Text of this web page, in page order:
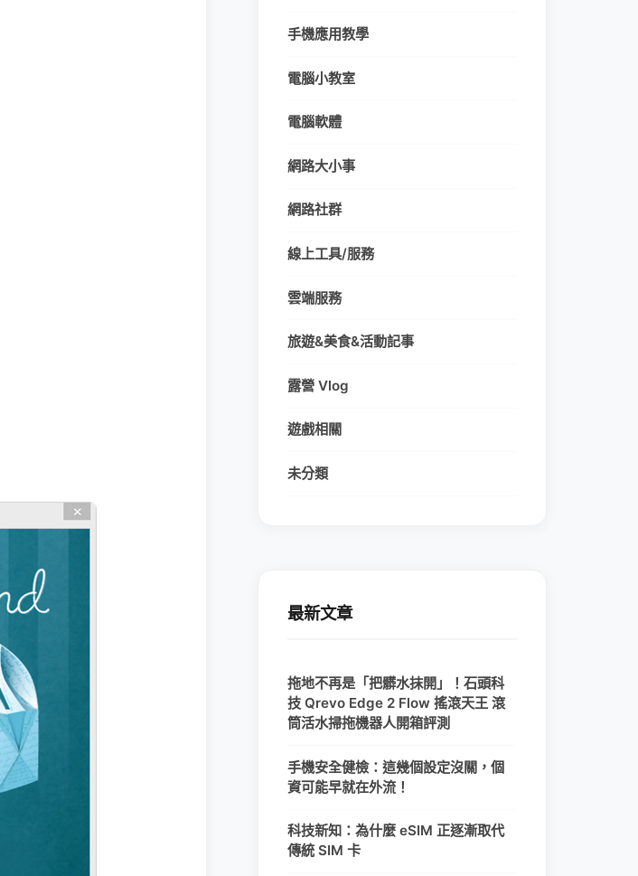
手機應用教學
電腦小教室
電腦軟體
網路大小事
網路社群
線上工具/服務
雲端服務
旅遊&美食&活動記事
露營 Vlog
遊戲相關
未分類
最新文章
拖地不再是「把髒水抹開」！石頭科
技 Qrevo Edge 2 Flow 搖滾天王 滾
筒活水掃拖機器人開箱評測
手機安全健檢：這幾個設定沒關，個
資可能早就在外流！
科技新知：為什麼 eSIM 正逐漸取代
傳統 SIM 卡